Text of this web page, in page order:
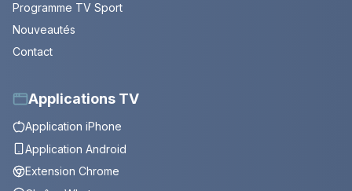
Programme TV Sport
Nouveautés
Contact
Applications TV
Application iPhone
Application Android
Extension Chrome